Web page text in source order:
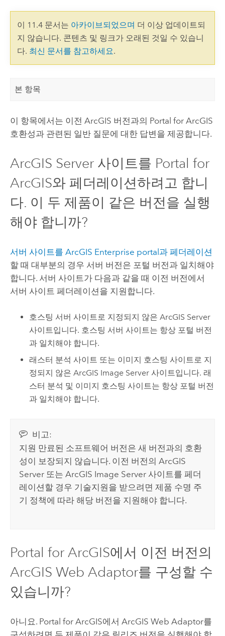
이 11.4 문서는 아카이브되었으며 더 이상 업데이트되
지 않습니다. 콘텐츠 및 링크가 오래된 것일 수 있습니
다. 최신 문서를 참고하세요.
본 항목
이 항목에서는 이전 ArcGIS 버전과의 Portal for ArcGIS
호환성과 관련된 일반 질문에 대한 답변을 제공합니다.
ArcGIS Server사이트를 Portal for
ArcGIS와 페더레이션하려고 합니
다. 이 두 제품이 같은 버전을 실행
해야 합니까?
서버 사이트를 ArcGIS Enterprise portal과 페더레이션
할 때 대부분의 경우 서버 버전은 포털 버전과 일치해야
합니다. 서버 사이트가 다음과 같을 때 이전 버전에서
서버 사이트 페더레이션을 지원합니다.
호스팅 서버 사이트로 지정되지 않은ArcGIS Server
사이트입니다. 호스팅 서버 사이트는 항상 포털 버전
과 일치해야 합니다.
래스터 분석 사이트 또는 이미지 호스팅 사이트로 지
정되지 않은ArcGIS Image Server 사이트입니다. 래
스터 분석 및 이미지 호스팅 사이트는 항상 포털 버전
과 일치해야 합니다.
비고:
지원 만료된 소프트웨어 버전은 새 버전과의 호환
성이 보장되지 않습니다. 이전 버전의ArcGIS
Server 또는ArcGIS Image Server 사이트를 페더
레이션할 경우 기술지원을 받으려면 제품 수명 주
기 정책에 따라 해당 버전을 지원해야 합니다.
Portal for ArcGIS에서 이전 버전의
ArcGIS Web Adaptor를 구성할 수
있습니까?
아니요. Portal for ArcGIS에서 ArcGIS Web Adaptor를